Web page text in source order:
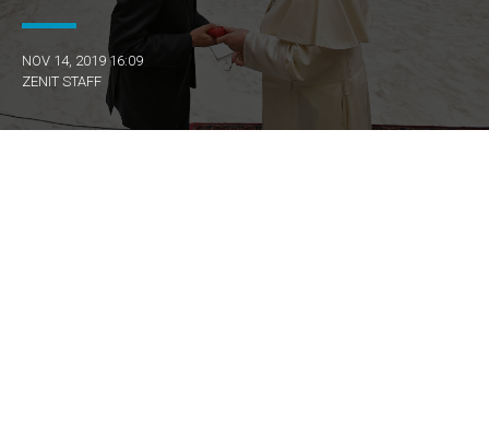
NOV 14, 2019 16:09
ZENIT STAFF